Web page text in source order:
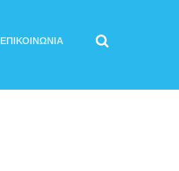
ΕΠΙΚΟΙΝΩΝΙΑ